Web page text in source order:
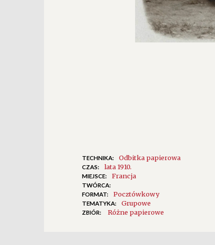
TECHNIKA: Odbitka papierowa
CZAS: lata 1910.
MIEJSCE: Francja
TWÓRCA:
FORMAT:
Pocztówkowy
TEMATYKA: Grupowe
ZBIÓR: Różne papierowe